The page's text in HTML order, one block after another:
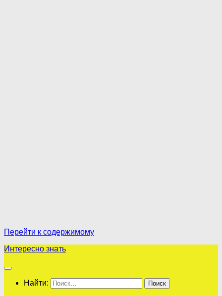
Перейти к содержимому
Интересно знать
Найти: